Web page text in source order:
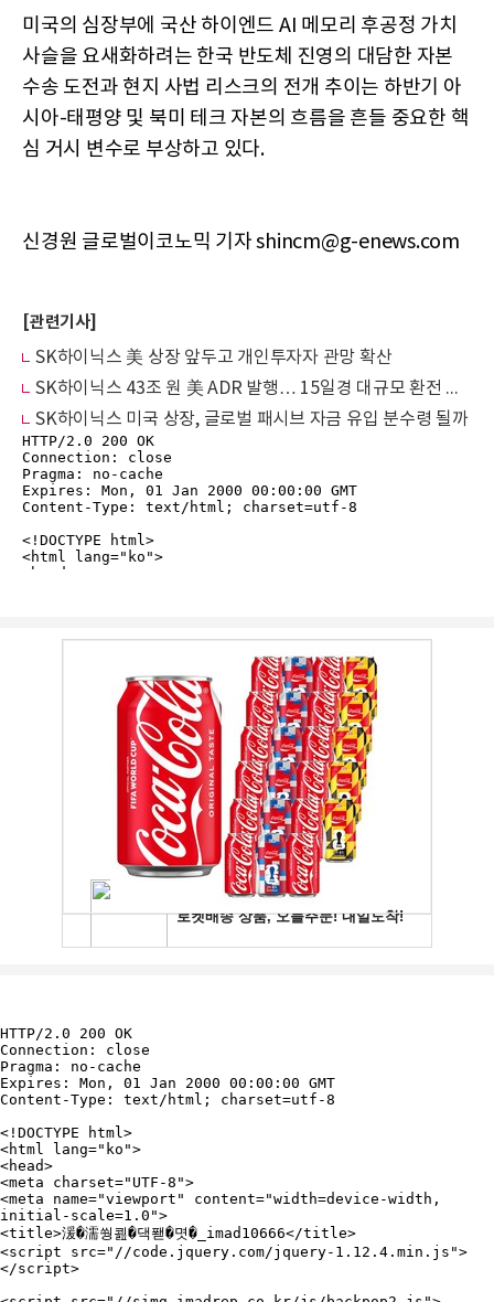
미국의 심장부에 국산 하이엔드 AI 메모리 후공정 가치
사슬을 요새화하려는 한국 반도체 진영의 대담한 자본
수송 도전과 현지 사법 리스크의 전개 추이는 하반기 아
시아-태평양 및 북미 테크 자본의 흐름을 흔들 중요한 핵
심 거시 변수로 부상하고 있다.
신경원 글로벌이코노믹 기자 shincm@g-enews.com
[관련기사]
SK하이닉스 美 상장 앞두고 개인투자자 관망 확산
SK하이닉스 43조 원 美 ADR 발행… 15일경 대규모 환전 거래 예상
SK하이닉스 미국 상장, 글로벌 패시브 자금 유입 분수령 될까